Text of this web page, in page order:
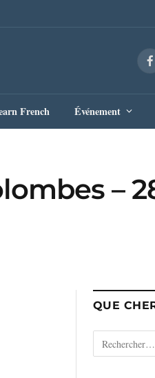
French Événement
–
QUE